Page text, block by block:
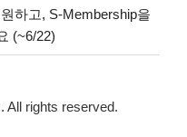
하고, S-Membership을
(~6/22)
All rights reserved.